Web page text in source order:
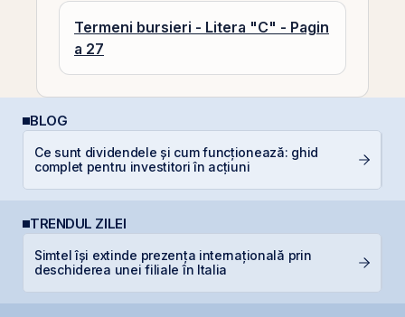
Termeni bursieri - Litera "C" - Pagin
a 27
BLOG
Ce sunt dividendele și cum funcționează: ghid
complet pentru investitori în acțiuni
TRENDUL ZILEI
Simtel își extinde prezența internațională prin
deschiderea unei filiale în Italia